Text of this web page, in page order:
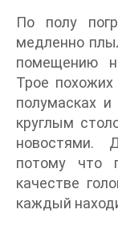
По полу
медленно
помещению
Трое
полумасках
круглым
новостями.
потому что
качестве
каждый